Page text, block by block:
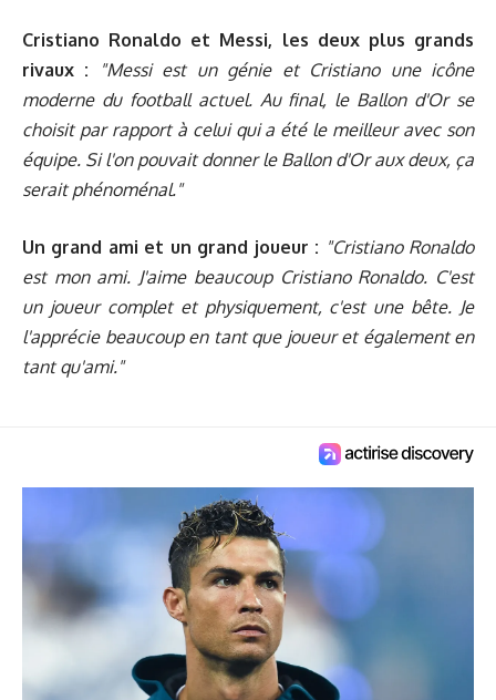
Cristiano Ronaldo et Messi, les deux plus grands
rivaux :
"Messi est un génie et Cristiano une icône
moderne du football actuel. Au final, le Ballon d'Or se
choisit par rapport à celui qui a été le meilleur avec son
équipe. Si l'on pouvait donner le Ballon d'Or aux deux, ça
serait phénoménal."
Un grand ami et un grand joueur : "Cristiano Ronaldo
est mon ami. J'aime beaucoup Cristiano Ronaldo. C'est
un joueur complet et physiquement, c'est une bête. Je
l'apprécie beaucoup en tant que joueur et également en
tant qu'ami."